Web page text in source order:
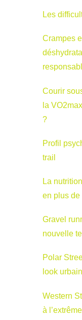
Les
Crampes
Courir
la
?
Profil
trail
La
en plus de
Gravel
nouvelle
Polar
look
Western
à